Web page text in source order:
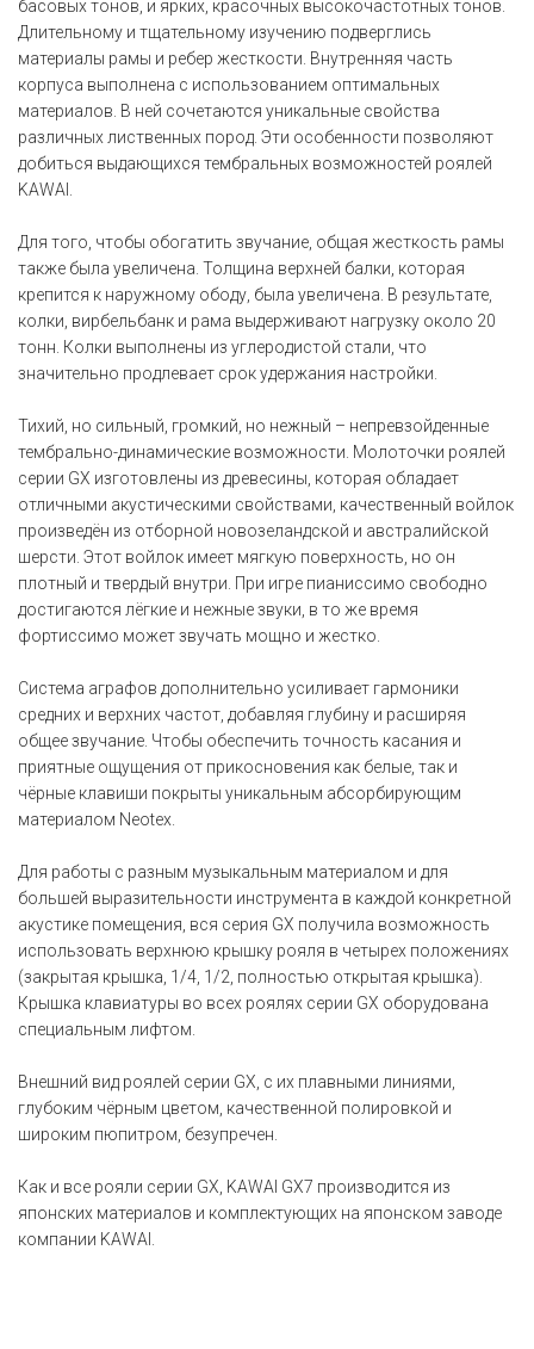
басовых тонов, и ярких, красочных высокочастотных тонов.
Длительному и тщательному изучению подверглись
материалы рамы и ребер жесткости. Внутренняя часть
корпуса выполнена с использованием оптимальных
материалов. В ней сочетаются уникальные свойства
различных лиственных пород. Эти особенности позволяют
добиться выдающихся тембральных возможностей роялей
KAWAI.
Для того, чтобы обогатить звучание, общая жесткость рамы
также была увеличена. Толщина верхней балки, которая
крепится к наружному ободу, была увеличена. В результате,
колки, вирбельбанк и рама выдерживают нагрузку около 20
тонн. Колки выполнены из углеродистой стали, что
значительно продлевает срок удержания настройки.
Тихий, но сильный, громкий, но нежный – непревзойденные
тембрально-динамические возможности. Молоточки роялей
серии GX изготовлены из древесины, которая обладает
отличными акустическими свойствами, качественный войлок
произведён из отборной новозеландской и австралийской
шерсти. Этот войлок имеет мягкую поверхность, но он
плотный и твердый внутри. При игре пианиссимо свободно
достигаются лёгкие и нежные звуки, в то же время
фортиссимо может звучать мощно и жестко.
Система аграфов дополнительно усиливает гармоники
средних и верхних частот, добавляя глубину и расширяя
общее звучание. Чтобы обеспечить точность касания и
приятные ощущения от прикосновения как белые, так и
чёрные клавиши покрыты уникальным абсорбирующим
материалом Neotex.
Для работы с разным музыкальным материалом и для
большей выразительности инструмента в каждой конкретной
акустике помещения, вся серия GX получила возможность
использовать верхнюю крышку рояля в четырех положениях
(закрытая крышка, 1/4, 1/2, полностью открытая крышка).
Крышка клавиатуры во всех роялях серии GX оборудована
специальным лифтом.
Внешний вид роялей серии GX, с их плавными линиями,
глубоким чёрным цветом, качественной полировкой и
широким пюпитром, безупречен.
Как и все рояли серии GX, KAWAI GX7 производится из
японских материалов и комплектующих на японском заводе
компании KAWAI.